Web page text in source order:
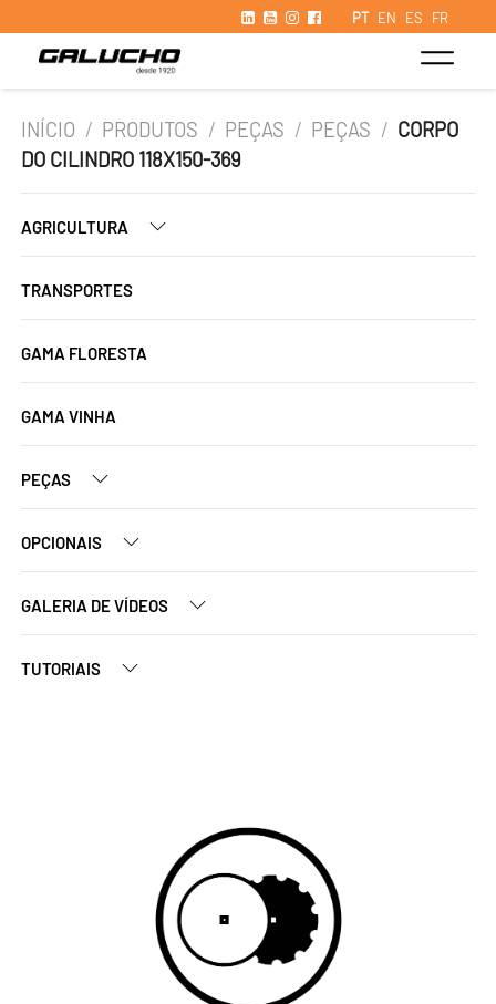
PT EN ES FR
INÍCIO / PRODUTOS / PEÇAS / PEÇAS / CORPO
DO CILINDRO 118X150-369
AGRICULTURA
TRANSPORTES
GAMA FLORESTA
GAMA VINHA
PEÇAS
OPCIONAIS
GALERIA DE VÍDEOS
TUTORIAIS